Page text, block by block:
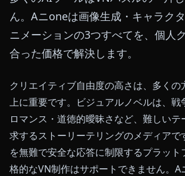
ん。Aニoneは画像生成・キャラク
ニメーションの3つすべてを、個人
合った価格で解決します。
クリエイティブ自由度の高さは、多くの
上に重要です。ビジュアルノベルは、戦
ロマンス・道徳的曖昧さなど、難しいテ
求するストーリーテリングのメディアで
を無難で安全な応答に制限するプラット
格的なVN制作はサポートできません。A